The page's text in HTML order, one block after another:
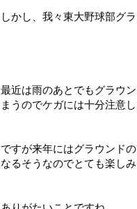
しかし、我々東大野球部グ
最近は雨のあとでもグラウ
まうのでケガには十分注意
ですが来年にはグラウンド
なるそうなのでとても楽し